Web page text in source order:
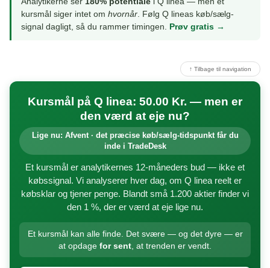
kursmål siger intet om hvornår. Følg Q lineas køb/sælg-
signal dagligt, så du rammer timingen. Prøv gratis →
↑ Tilbage til navigation
Kursmål på Q linea: 50.00 Kr. — men er
den værd at eje nu?
Lige nu: Afvent · det præcise køb/sælg-tidspunkt får du
inde i TradeDesk
Et kursmål er analytikernes 12-måneders bud — ikke et
købssignal. Vi analyserer hver dag, om Q linea reelt er
købsklar og tjener penge. Blandt små 1.200 aktier finder vi
den 1 %, der er værd at eje lige nu.
Et kursmål kan alle finde. Det svære — og det dyre — er
at opdage for sent, at trenden er vendt.